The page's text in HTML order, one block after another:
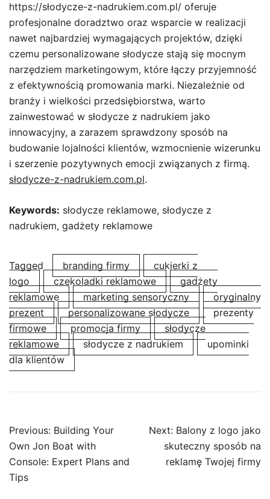
https://słodycze-z-nadrukiem.com.pl/ oferuje
profesjonalne doradztwo oraz wsparcie w realizacji
nawet najbardziej wymagających projektów, dzięki
czemu personalizowane słodycze stają się mocnym
narzędziem marketingowym, które łączy przyjemność
z efektywnością promowania marki. Niezależnie od
branży i wielkości przedsiębiorstwa, warto
zainwestować w słodycze z nadrukiem jako
innowacyjny, a zarazem sprawdzony sposób na
budowanie lojalności klientów, wzmocnienie wizerunku
i szerzenie pozytywnych emocji związanych z firmą.
słodycze-z-nadrukiem.com.pl.
Keywords: słodycze reklamowe, słodycze z
nadrukiem, gadżety reklamowe
Tagged branding firmy
cukierki z
logo
czekoladki reklamowe
gadżety
reklamowe
marketing sensoryczny
oryginalny
prezent
personalizowane słodycze
prezenty
firmowe
promocja firmy
słodycze
reklamowe
słodycze z nadrukiem
upominki
dla klientów
Post
navigation
Previous: Building Your
Own Jon Boat with
Console: Expert Plans and
Tips
Next: Balony z logo jako
skuteczny sposób na
reklamę Twojej firmy